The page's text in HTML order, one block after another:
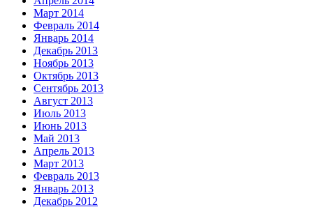
Март 2014
Февраль 2014
Январь 2014
Декабрь 2013
Ноябрь 2013
Октябрь 2013
Сентябрь 2013
Август 2013
Июль 2013
Июнь 2013
Май 2013
Апрель 2013
Март 2013
Февраль 2013
Январь 2013
Декабрь 2012